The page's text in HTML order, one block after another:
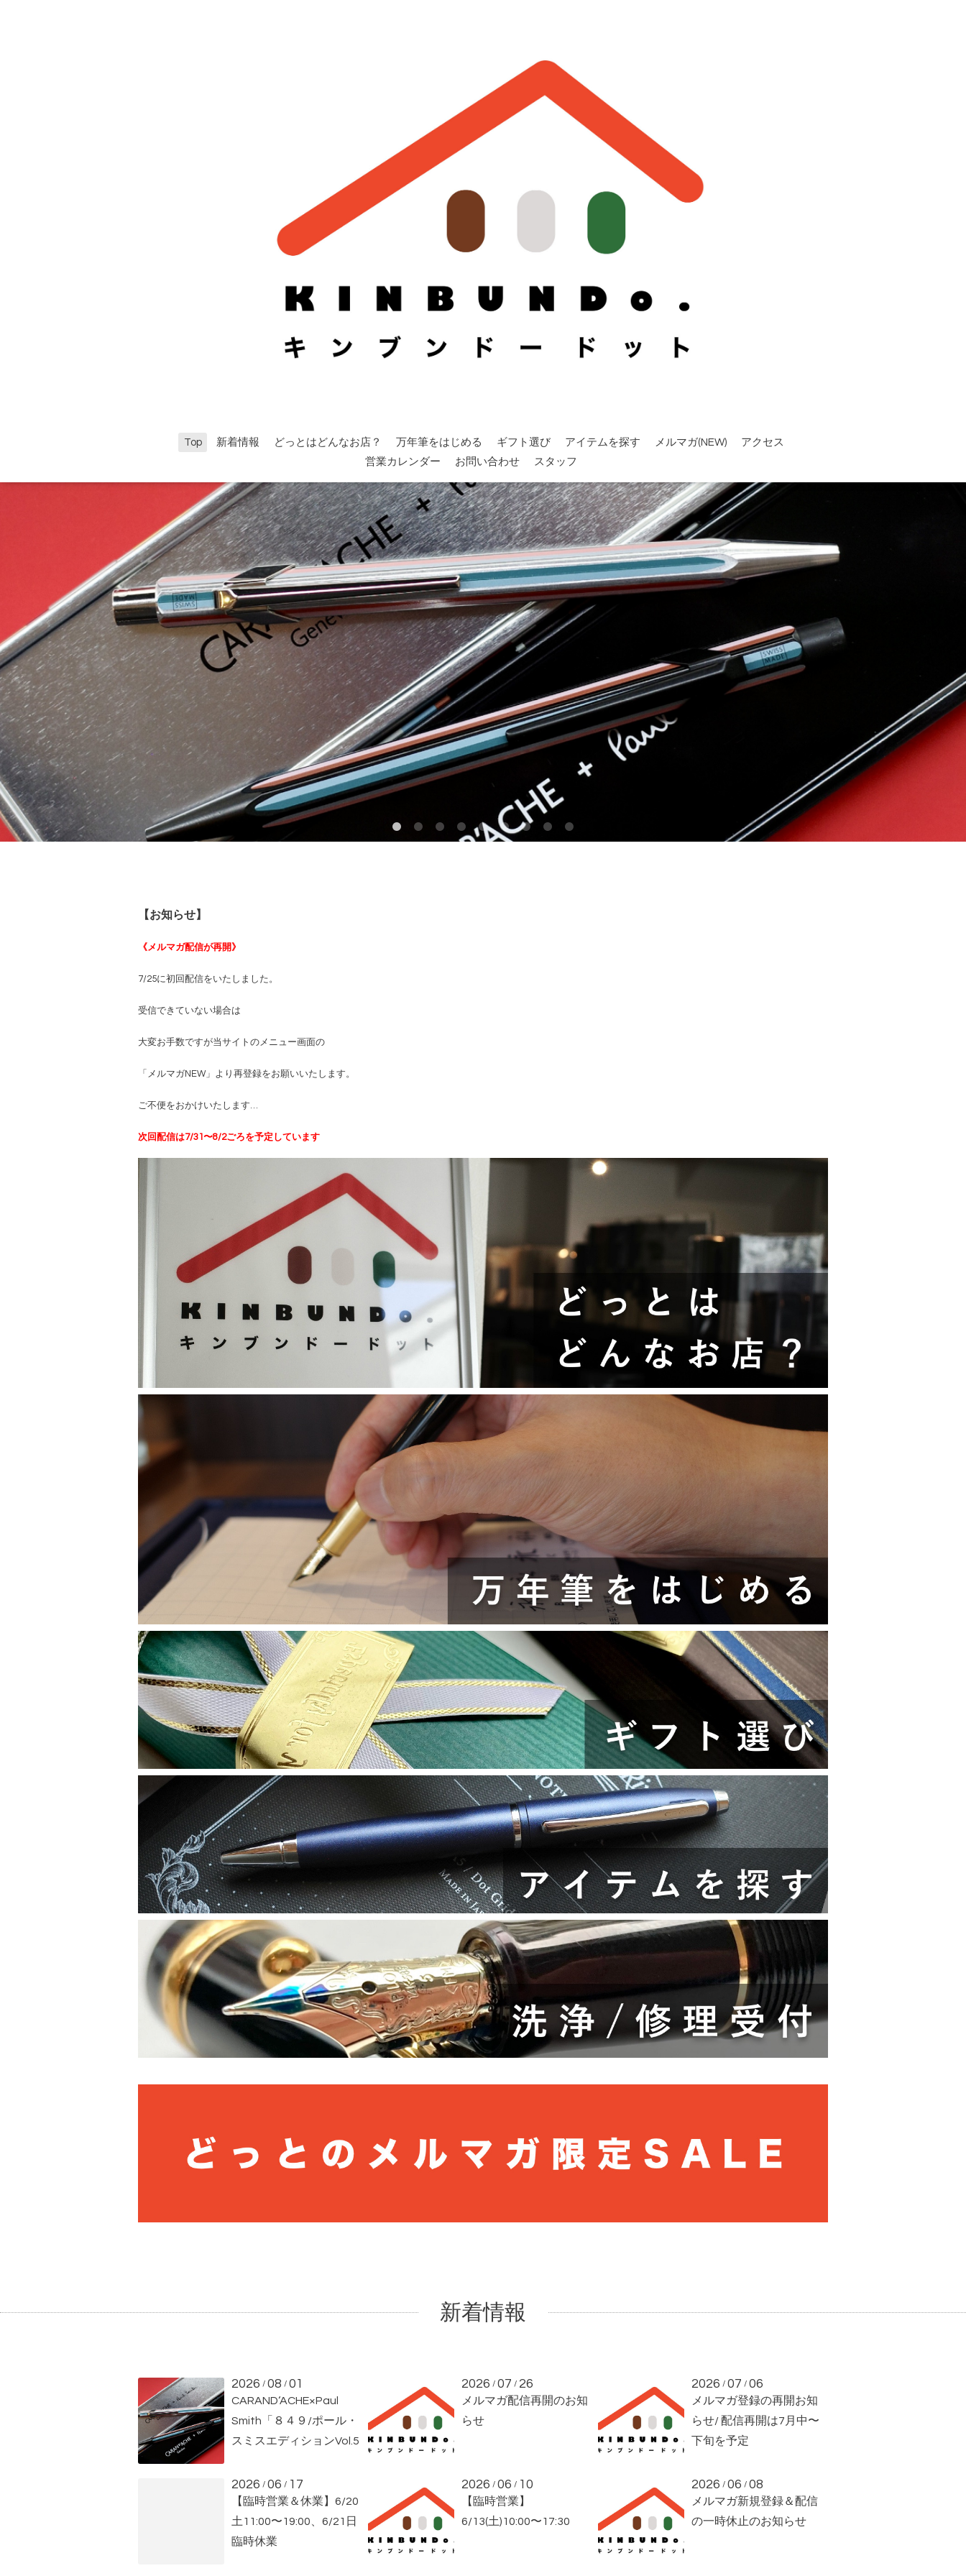
Top 新着情報 どっとはどんなお店？ 万年筆をはじめる ギフト選び アイテムを探す メルマガ(NEW)
アクセス
営業カレンダー
お問い合わせ スタッフ
【お知らせ】
《メルマガ配信が再開》
7/25に初回配信をいたしました。
受信できていない場合は
大変お手数ですが当サイトのメニュー画面の
「メルマガNEW」より再登録をお願いいたします。
ご不便をおかけいたします…
次回配信は7/31〜8/2ごろを予定しています
新着情報
2026 / 08 / 01
CARAND‘ACHE×Paul
Smith「８４９/ポール・
スミスエディションVol.5
2026 / 07 / 26
メルマガ配信再開のお知
らせ
2026 / 07 / 06
メルマガ登録の再開お知
らせ/ 配信再開は7月中〜
下旬を予定
2026 / 06 / 17
【臨時営業＆休業】6/20
土11:00〜19:00、6/21日
臨時休業
2026 / 06 / 10
【臨時営業】
6/13(土)10:00〜17:30
2026 / 06 / 08
メルマガ新規登録＆配信
の一時休止のお知らせ